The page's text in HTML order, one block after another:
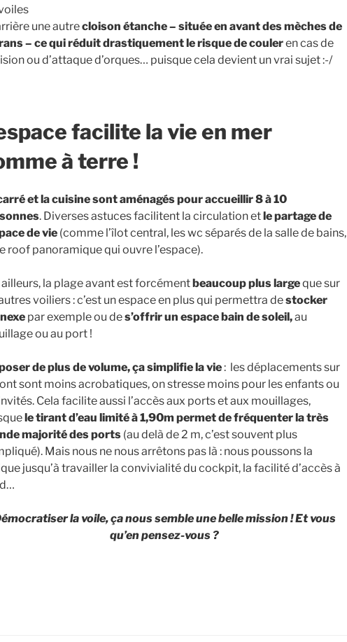
une autrecloison étanche – située en avant des mèches de
– ce qui réduit drastiquement le risque de couleren cas de
ou d’attaque d’orques… puisque cela devient un vrai sujet :-/
facilite la vie en mer
à terre !
et la cuisine sont aménagés pour accueillir 8 à 10
. Diverses astuces facilitent la circulation et le partage de
de vie (comme l’îlot central, les wc séparés de la salle de bains,
roof panoramique qui ouvre l’espace).
ailleurs, la plage avant est forcément beaucoup plus largeque sur
voiliers : c’est un espace en plus qui permettra destocker
par exemple ou des’offrir un espace bain de soleil,au
ou au port !
de plus de volume, ça simplifie la vie: les déplacements sur
sont moins acrobatiques, on stresse moins pour les enfants ou
Cela facilite aussi l’accès aux ports et aux mouillages,
le tirant d’eau limité à 1,90m permet de fréquenter la très
majorité des ports (au delà de 2 m, c’est souvent plus
Mais nous ne nous arrêtons pas là : nous poussons la
jusqu’à travailler la convivialité du cockpit, la facilité d’accès à
mocratiser la voile, ça nous semble une belle mission ! Et vous
qu’en pensez-vous ?